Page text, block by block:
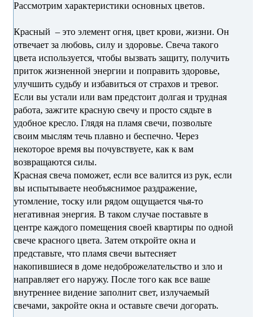
Рассмотрим характеристики основных цветов.
Красный – это элемент огня, цвет крови, жизни. Он
отвечает за любовь, силу и здоровье. Свеча такого
цвета используется, чтобы вызвать защиту, получить
приток жизненной энергии и поправить здоровье,
улучшить судьбу и избавиться от страхов и тревог.
Если вы устали или вам предстоит долгая и трудная
работа, зажгите красную свечу и просто сядьте в
удобное кресло. Глядя на пламя свечи, позвольте
своим мыслям течь плавно и беспечно. Через
некоторое время вы почувствуете, как к вам
возвращаются силы.
Красная свеча поможет, если все валится из рук, если
вы испытываете необъяснимое раздражение,
утомление, тоску или рядом ощущается чья-то
негативная энергия. В таком случае поставьте в
центре каждого помещения своей квартиры по одной
свече красного цвета. Затем откройте окна и
представьте, что пламя свечи вытесняет
накопившиеся в доме недоброжелательство и зло и
направляет его наружу. После того как все ваше
внутреннее видение заполнит свет, излучаемый
свечами, закройте окна и оставьте свечи догорать.